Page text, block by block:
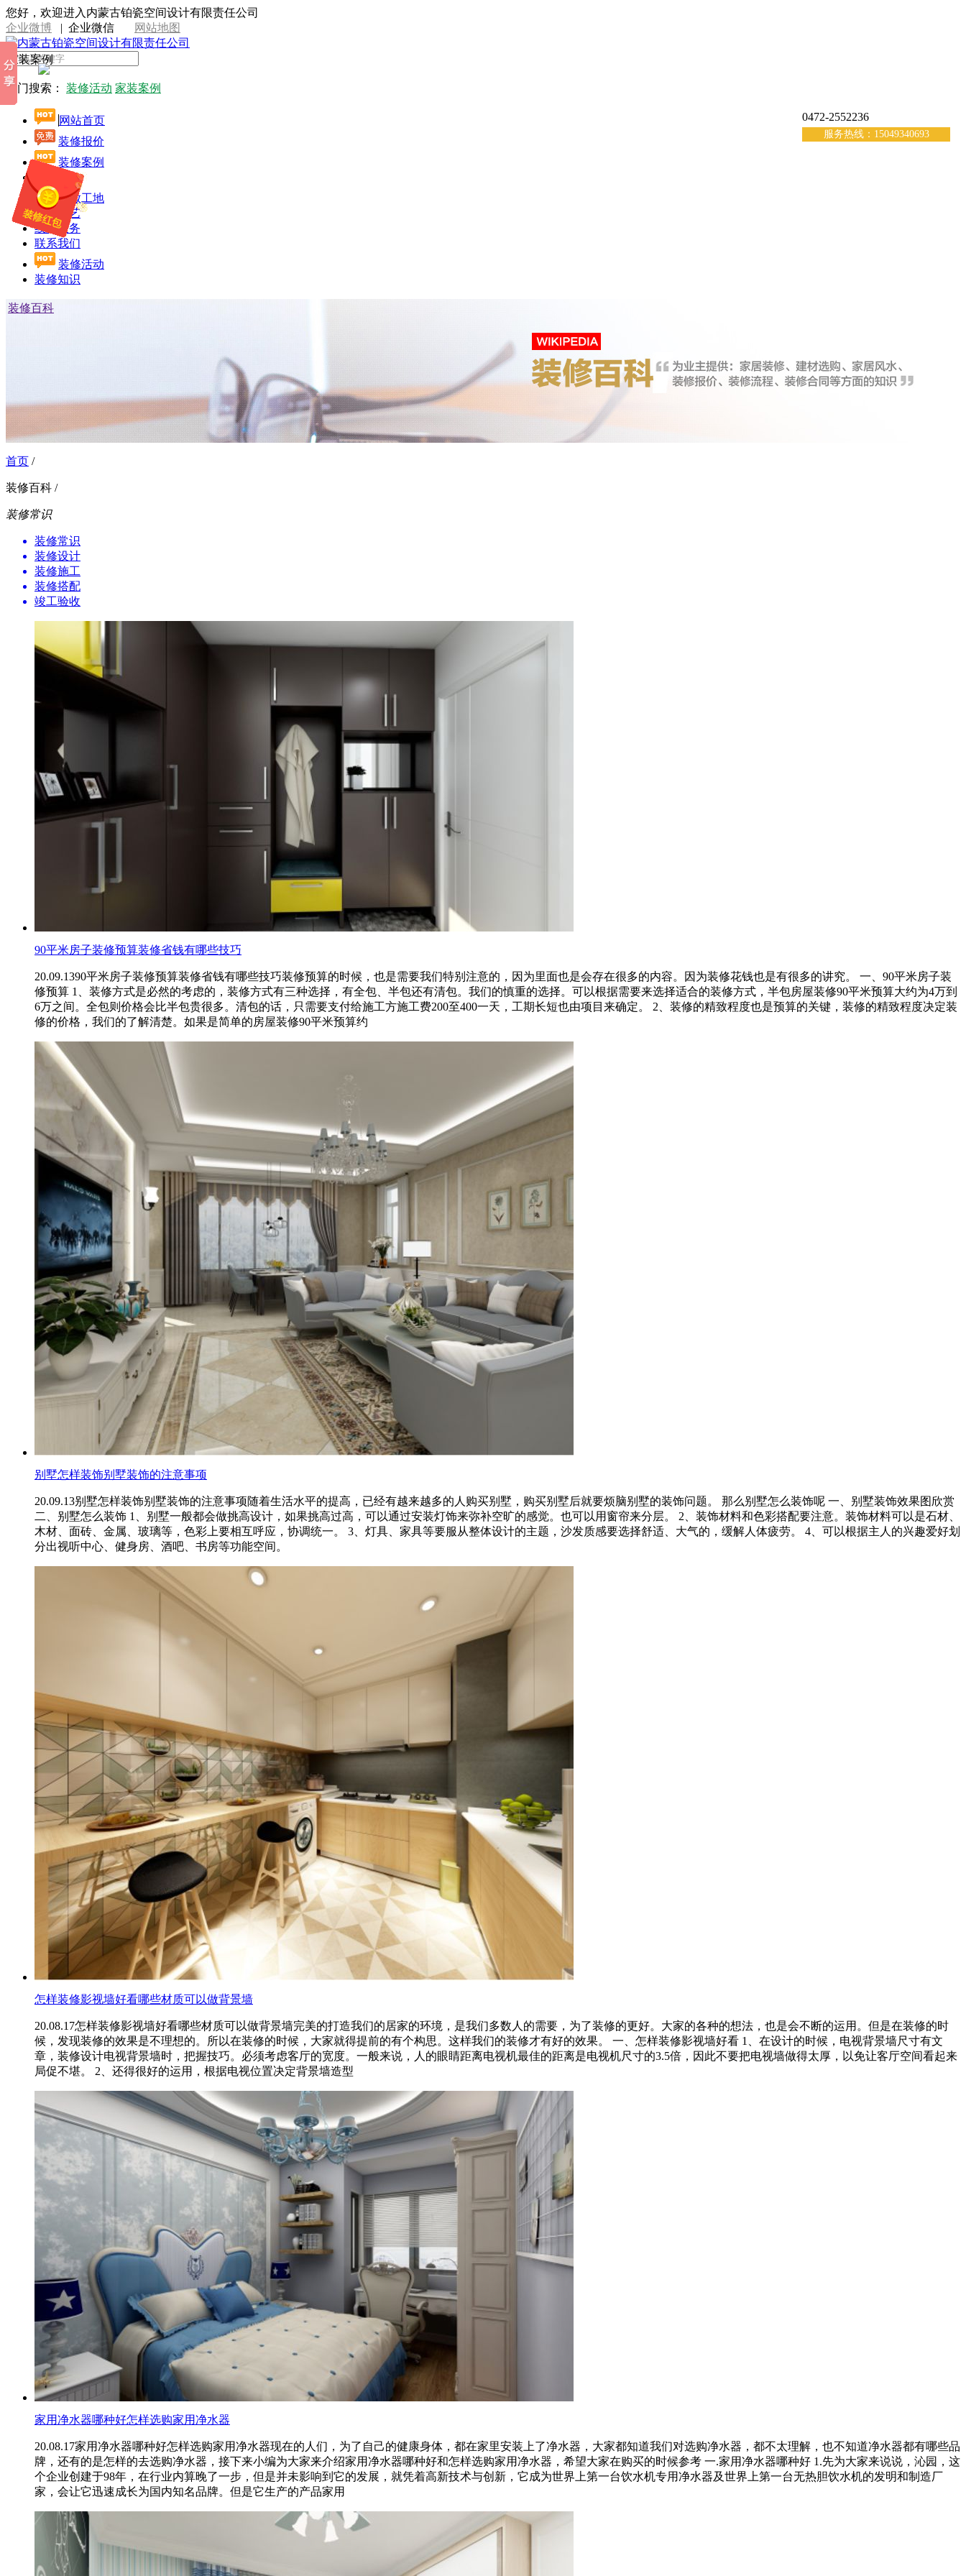
您好，欢迎进入内蒙古铂瓷空间设计有限责任公司
企业微博 | 企业微信 网站地图
家装案例
热门搜索： 装修活动 家装案例
0472-2552236
服务热线：15049340693
网站首页
装修报价
装修案例
开放工地
施工工艺
线上服务
联系我们
装修活动
装修知识
装修百科
首页 /
装修百科 /
装修常识
装修常识
装修设计
装修施工
装修搭配
竣工验收
90平米房子装修预算装修省钱有哪些技巧
20.09.1390平米房子装修预算装修省钱有哪些技巧装修预算的时候，也是需要我们特别注意的，因为里面也是会存在很多的内容。因为装修花钱也是有很多的讲究。 一、90平米房子装
修预算 1、装修方式是必然的考虑的，装修方式有三种选择，有全包、半包还有清包。我们的慎重的选择。可以根据需要来选择适合的装修方式，半包房屋装修90平米预算大约为4万到
6万之间。全包则价格会比半包贵很多。清包的话，只需要支付给施工方施工费200至400一天，工期长短也由项目来确定。 2、装修的精致程度也是预算的关键，装修的精致程度决定装
修的价格，我们的了解清楚。如果是简单的房屋装修90平米预算约
别墅怎样装饰别墅装饰的注意事项
20.09.13别墅怎样装饰别墅装饰的注意事项随着生活水平的提高，已经有越来越多的人购买别墅，购买别墅后就要烦脑别墅的装饰问题。 那么别墅怎么装饰呢 一、别墅装饰效果图欣赏
二、别墅怎么装饰 1、别墅一般都会做挑高设计，如果挑高过高，可以通过安装灯饰来弥补空旷的感觉。也可以用窗帘来分层。 2、装饰材料和色彩搭配要注意。装饰材料可以是石材、
木材、面砖、金属、玻璃等，色彩上要相互呼应，协调统一。 3、灯具、家具等要服从整体设计的主题，沙发质感要选择舒适、大气的，缓解人体疲劳。 4、可以根据主人的兴趣爱好划
分出视听中心、健身房、酒吧、书房等功能空间。
怎样装修影视墙好看哪些材质可以做背景墙
20.08.17怎样装修影视墙好看哪些材质可以做背景墙完美的打造我们的居家的环境，是我们多数人的需要，为了装修的更好。大家的各种的想法，也是会不断的运用。但是在装修的时
候，发现装修的效果是不理想的。所以在装修的时候，大家就得提前的有个构思。这样我们的装修才有好的效果。 一、怎样装修影视墙好看 1、在设计的时候，电视背景墙尺寸有文
章，装修设计电视背景墙时，把握技巧。必须考虑客厅的宽度。一般来说，人的眼睛距离电视机最佳的距离是电视机尺寸的3.5倍，因此不要把电视墙做得太厚，以免让客厅空间看起来
局促不堪。 2、还得很好的运用，根据电视位置决定背景墙造型
家用净水器哪种好怎样选购家用净水器
20.08.17家用净水器哪种好怎样选购家用净水器现在的人们，为了自己的健康身体，都在家里安装上了净水器，大家都知道我们对选购净水器，都不太理解，也不知道净水器都有哪些品
牌，还有的是怎样的去选购净水器，接下来小编为大家来介绍家用净水器哪种好和怎样选购家用净水器，希望大家在购买的时候参考 一.家用净水器哪种好 1.先为大家来说说，沁园，这
个企业创建于98年，在行业内算晚了一步，但是并未影响到它的发展，就凭着高新技术与创新，它成为世界上第一台饮水机专用净水器及世界上第一台无热胆饮水机的发明和制造厂
家，会让它迅速成长为国内知名品牌。但是它生产的产品家用